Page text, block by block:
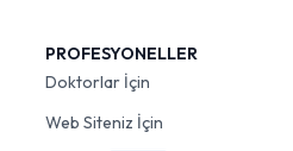
PROFESYONELLER
Doktorlar İçin
Web Siteniz İçin